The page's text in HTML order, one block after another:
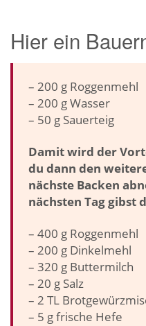
Hier ein
– 200 g Roggenmehl
– 200 g Wasser
– 50 g Sauerteig
Damit wird der
du dann den
nächste Backen
nächsten Tag gibst
– 400 g Roggenmehl
– 200 g Dinkelmehl
– 320 g Buttermilch
– 20 g Salz
– 2 TL
– 5 g frische Hefe